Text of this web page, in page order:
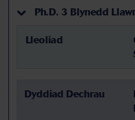
Ph.D. 3 Blynedd
Lleoliad
Dyddiad Dechrau